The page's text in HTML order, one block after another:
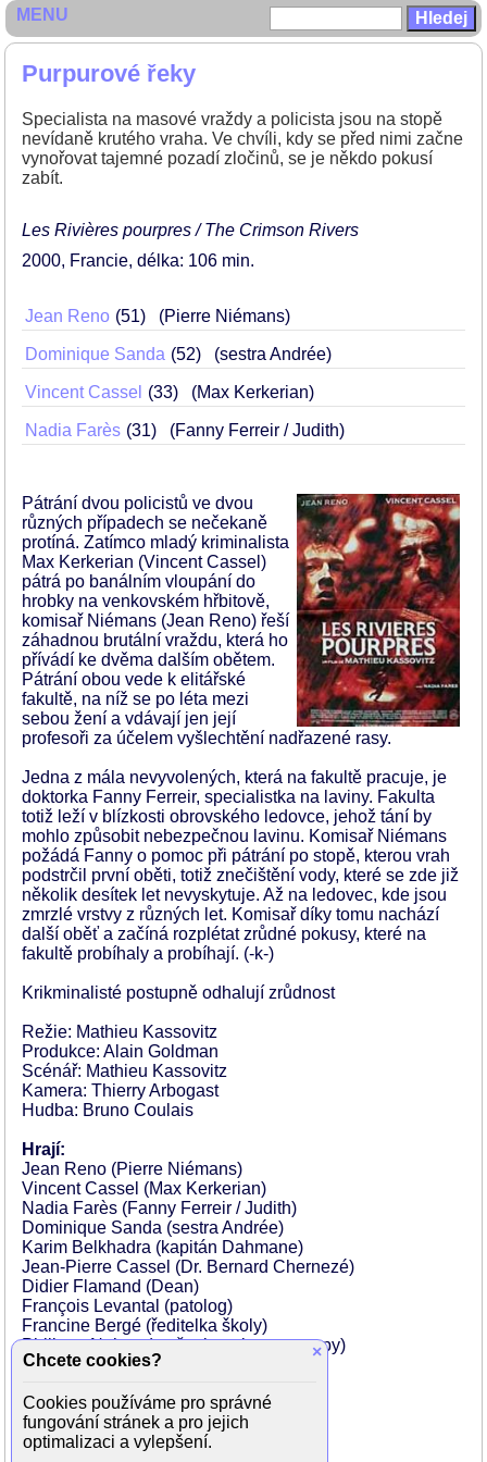
Purpurové řeky
Specialista na masové vraždy a policista jsou na stopě
nevídaně krutého vraha. Ve chvíli, kdy se před nimi začne
vynořovat tajemné pozadí zločinů, se je někdo pokusí
zabít.
Les Rivières pourpres / The Crimson Rivers
2000 Francie délka: 106 min
Jean Reno 51 (Pierre Niémans)
Dominique Sanda 52 (sestra Andrée)
Vincent Cassel 33 (Max Kerkerian)
Nadia Farès 31 (Fanny Ferreir / Judith)
Pátrání dvou policistů ve dvou
různých případech se nečekaně
protíná. Zatímco mladý kriminalista
Max Kerkerian (Vincent Cassel)
pátrá po banálním vloupání do
hrobky na venkovském hřbitově,
komisař Niémans (Jean Reno) řeší
záhadnou brutální vraždu, která ho
přívádí ke dvěma dalším obětem.
Pátrání obou vede k elitářské
fakultě, na níž se po léta mezi
sebou žení a vdávají jen její
profesoři za účelem vyšlechtění nadřazené rasy.
Jedna z mála nevyvolených, která na fakultě pracuje, je
doktorka Fanny Ferreir, specialistka na laviny. Fakulta
totiž leží v blízkosti obrovského ledovce, jehož tání by
mohlo způsobit nebezpečnou lavinu. Komisař Niémans
požádá Fanny o pomoc při pátrání po stopě, kterou vrah
podstrčil první oběti, totiž znečištění vody, které se zde již
několik desítek let nevyskytuje. Až na ledovec, kde jsou
zmrzlé vrstvy z různých let. Komisař díky tomu nachází
další oběť a začíná rozplétat zrůdné pokusy, které na
fakultě probíhaly a probíhají. (-k-)
Krikminalisté postupně odhalují zrůdnost
Režie: Mathieu Kassovitz
Produkce: Alain Goldman
Scénář: Mathieu Kassovitz
Kamera: Thierry Arbogast
Hudba: Bruno Coulais
Hrají:
Jean Reno (Pierre Niémans)
Vincent Cassel (Max Kerkerian)
Nadia Farès (Fanny Ferreir / Judith)
Dominique Sanda (sestra Andrée)
Karim Belkhadra (kapitán Dahmane)
Jean-Pierre Cassel (Dr. Bernard Chernezé)
Didier Flamand (Dean)
François Levantal (patolog)
Francine Bergé (ředitelka školy)
Philippe Nahon (muž u benzinove pumpy)
Laurent Lafitte (Deanův syn)
Christophe Bernard (skinhead)
Nicky Naude (skinhead)
Tonio Descanvelle (policista)
MENU
×
Chcete cookies?
Cookies používáme pro správné
fungování stránek a pro jejich
optimalizaci a vylepšení.